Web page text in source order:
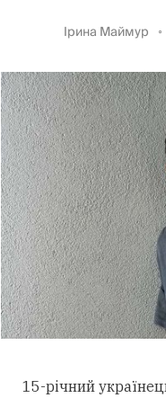
Ірина Маймур
15-річний